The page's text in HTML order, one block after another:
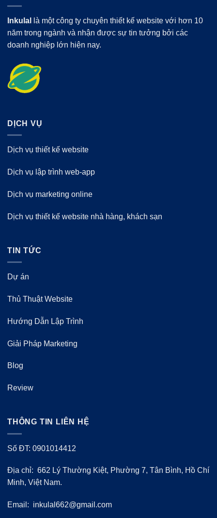
Inkulal
là một công ty chuyên thiết kế website với hơn 10
năm trong ngành và nhận được sự tin tưởng bởi các
doanh nghiệp lớn hiện nay.
DỊCH VỤ
Dịch vụ thiết kế website
Dịch vụ lập trình web-app
Dịch vụ marketing online
Dịch vụ thiết kế website nhà hàng, khách sạn
TIN TỨC
Dự án
Thủ Thuật Website
Hướng Dẫn Lập Trình
Giải Pháp Marketing
Blog
Review
THÔNG TIN LIÊN HỆ
Số ĐT: 0901014412
Địa chỉ: 662 Lý Thường Kiệt, Phường 7, Tân Bình, Hồ Chí
Minh, Việt Nam.
Email: inkulal662@gmail.com